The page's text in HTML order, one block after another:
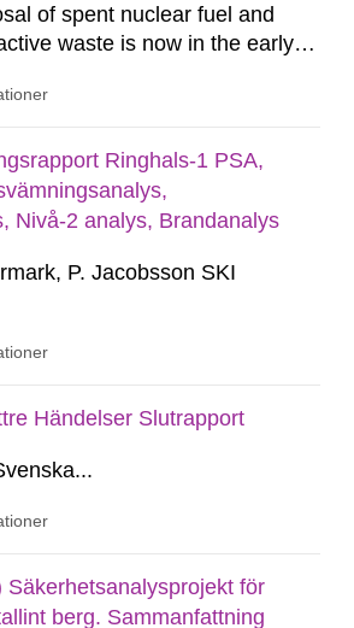
of spent nuclear fuel and
waste is now in the early
underway in 5 to 10
Co., SKB (SKB
1995), the ongoing siting
selection of two sites for...
Ringhals-1 PSA,
Nivå-2 analys, Brandanalys
P. Jacobsson SKI
Händelser Slutrapport
Säkerhetsanalysprojekt för
berg. Sammanfattning